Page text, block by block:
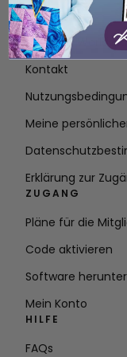
ÜBER
Über SVP
Kontakt
Meine
Erklärung zur
ZUGANG
Pläne für die
Code aktivieren
Software
Mein Konto
HILFE
FAQs